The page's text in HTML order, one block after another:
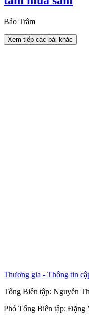
Bảo Trâm
Xem tiếp các bài khác
Thương gia - Thông tin
Tổng Biên tập: Nguyễn
Phó Tổng Biên tập: Đặng